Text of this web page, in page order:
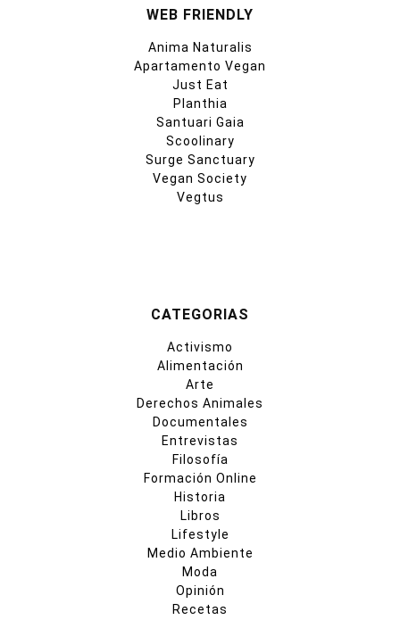
WEB FRIENDLY
Anima Naturalis
Apartamento Vegan
Just Eat
Planthia
Santuari Gaia
Scoolinary
Surge Sanctuary
Vegan Society
Vegtus
CATEGORIAS
Activismo
Alimentación
Arte
Derechos Animales
Documentales
Entrevistas
Filosofía
Formación Online
Historia
Libros
Lifestyle
Medio Ambiente
Moda
Opinión
Recetas